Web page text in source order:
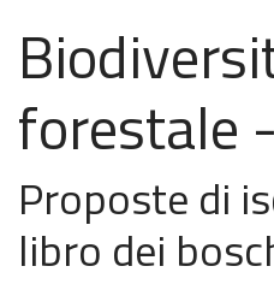
forestale
Proposte di
libro dei